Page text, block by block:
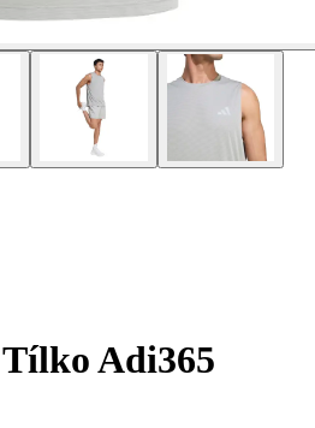
Tílko Adi365